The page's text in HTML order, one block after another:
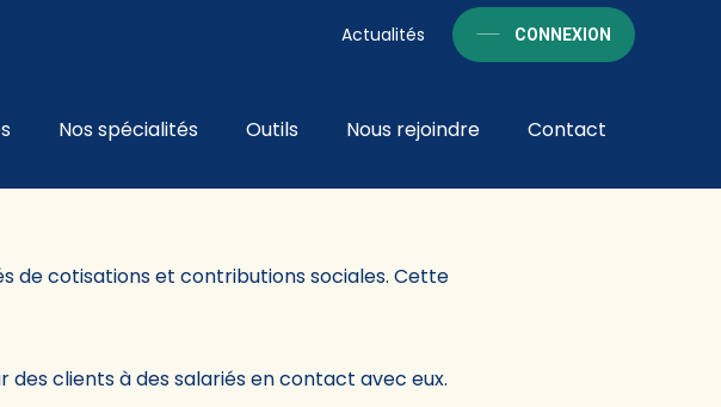
Actualités CONNEXION
Nos spécialités Outils Nous rejoindre Contact
: ET EN 2025 ?
de cotisations et contributions sociales. Cette
clients à des salariés en contact avec eux.